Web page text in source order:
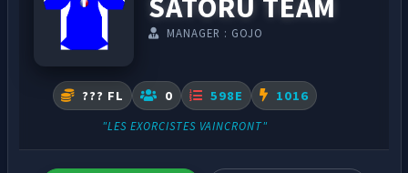
SATORU TEAM
MANAGER : GOJO
??? FL 0 598E 1016
"LES EXORCISTES VAINCRONT"